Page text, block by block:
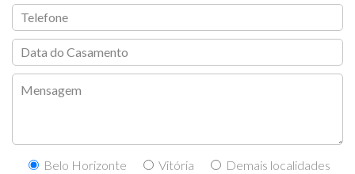
Belo Horizonte Vitória Demais localidades